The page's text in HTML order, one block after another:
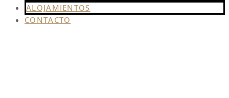
ALOJAMIENTOS
CONTACTO